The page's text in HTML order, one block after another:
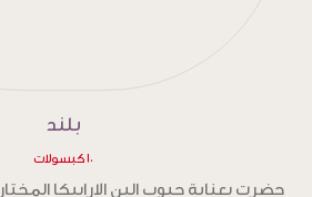
إنتينسو
١٠ كبسولات
حضرت بعناية حبوب البن الارابيكا